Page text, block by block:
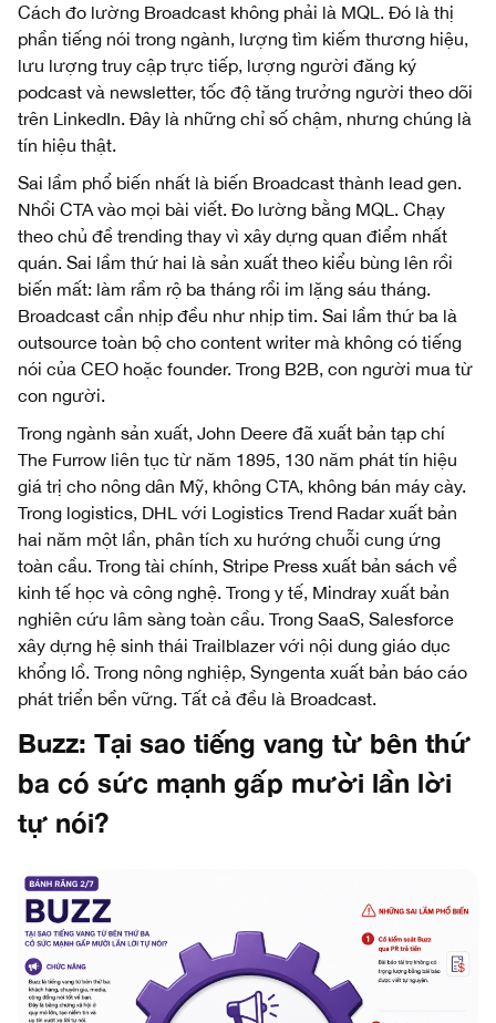
Cách đo lường Broadcast không phải là MQL. Đó là thị
phần tiếng nói trong ngành, lượng tìm kiếm thương hiệu,
lưu lượng truy cập trực tiếp, lượng người đăng ký
podcast và newsletter, tốc độ tăng trưởng người theo dõi
trên LinkedIn. Đây là những chỉ số chậm, nhưng chúng là
tín hiệu thật.
Sai lầm phổ biến nhất là biến Broadcast thành lead gen.
Nhồi CTA vào mọi bài viết. Đo lường bằng MQL. Chạy
theo chủ đề trending thay vì xây dựng quan điểm nhất
quán. Sai lầm thứ hai là sản xuất theo kiểu bùng lên rồi
biến mất: làm rầm rộ ba tháng rồi im lặng sáu tháng.
Broadcast cần nhịp đều như nhịp tim. Sai lầm thứ ba là
outsource toàn bộ cho content writer mà không có tiếng
nói của CEO hoặc founder. Trong B2B, con người mua từ
con người.
Trong ngành sản xuất, John Deere đã xuất bản tạp chí
The Furrow liên tục từ năm 1895, 130 năm phát tín hiệu
giá trị cho nông dân Mỹ, không CTA, không bán máy cày.
Trong logistics, DHL với Logistics Trend Radar xuất bản
hai năm một lần, phân tích xu hướng chuỗi cung ứng
toàn cầu. Trong tài chính, Stripe Press xuất bản sách về
kinh tế học và công nghệ. Trong y tế, Mindray xuất bản
nghiên cứu lâm sàng toàn cầu. Trong SaaS, Salesforce
xây dựng hệ sinh thái Trailblazer với nội dung giáo dục
khổng lồ. Trong nông nghiệp, Syngenta xuất bản báo cáo
phát triển bền vững. Tất cả đều là Broadcast.
Buzz: Tại sao tiếng vang từ bên thứ
ba có sức mạnh gấp mười lần lời
tự nói?